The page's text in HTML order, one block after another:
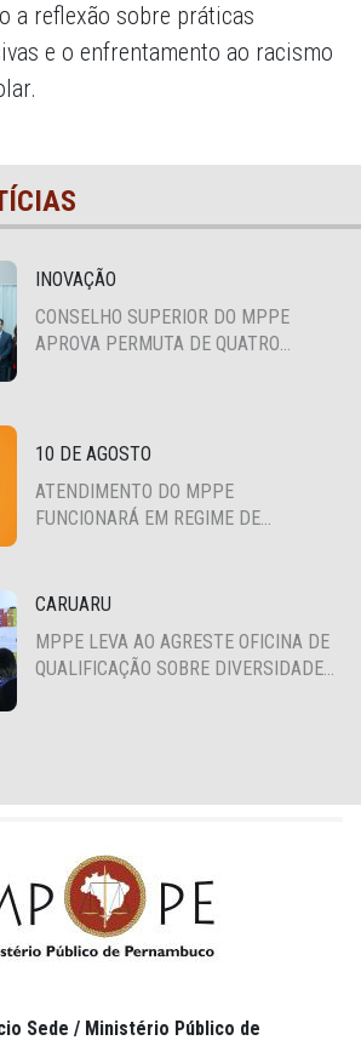
a reflexão sobre práticas
e o enfrentamento ao racismo
INOVAÇÃO
CONSELHO SUPERIOR DO MPPE
APROVA PERMUTA DE QUATRO
10 DE AGOSTO
ATENDIMENTO DO MPPE
FUNCIONARÁ EM REGIME DE
CARUARU
MPPE LEVA AO AGRESTE OFICINA DE
QUALIFICAÇÃO SOBRE DIVERSIDADE
Sede / Ministério Público de